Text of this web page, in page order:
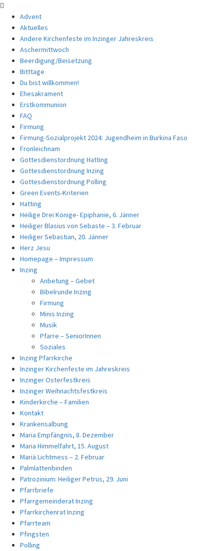
Advent
Aktuelles
Andere Kirchenfeste im Inzinger Jahreskreis
Aschermittwoch
Beerdigung/Beisetzung
Bitttage
Du bist willkommen!
Ehesakrament
Erstkommunion
FAQ
Firmung
Firmung-Sozialprojekt 2024: Jugendheim in Burkina Faso
Fronleichnam
Gottesdienstordnung Hatting
Gottesdienstordnung Inzing
Gottesdienstordnung Polling
Green Events-Kriterien
Hatting
Heilige Drei Könige- Epiphanie, 6. Jänner
Heiliger Blasius von Sebaste – 3. Februar
Heiliger Sebastian, 20. Jänner
Herz Jesu
Homepage – Impressum
Inzing
Anbetung – Gebet
Bibelrunde Inzing
Firmung
Minis Inzing
Musik
Pfarre – SeniorInnen
Soziales
Inzing Pfarrkirche
Inzinger Kirchenfeste im Jahreskreis
Inzinger Osterfestkreis
Inzinger Weihnachtsfestkreis
Kinderkirche – Familien
Kontakt
Krankensalbung
Maria Empfängnis, 8. Dezember
Maria Himmelfahrt, 15. August
Mariä Lichtmess – 2. Februar
Palmlattenbinden
Patrozinium: Heiliger Petrus, 29. Juni
Pfarrbriefe
Pfarrgemeinderat Inzing
Pfarrkirchenrat Inzing
Pfarrteam
Pfingsten
Polling